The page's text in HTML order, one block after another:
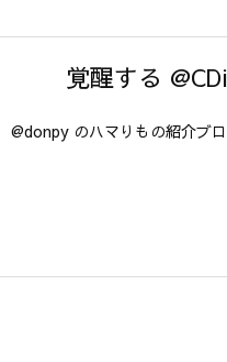
覚醒する
@donpy のハマりもの紹介ブ